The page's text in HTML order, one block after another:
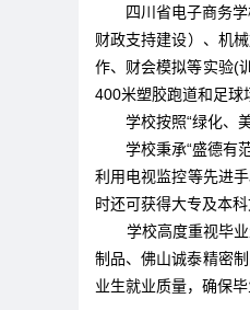
四川省电子商务学校
财政支持建设）、机
作、财会模拟等实验(
400米塑胶跑道和足球
学校按照“绿化、
学校秉承“盛德有
利用电视监控等先进
时还可获得大专及本科
学校高度重视毕
制品、佛山诚泰精密
业生就业质量，确保毕